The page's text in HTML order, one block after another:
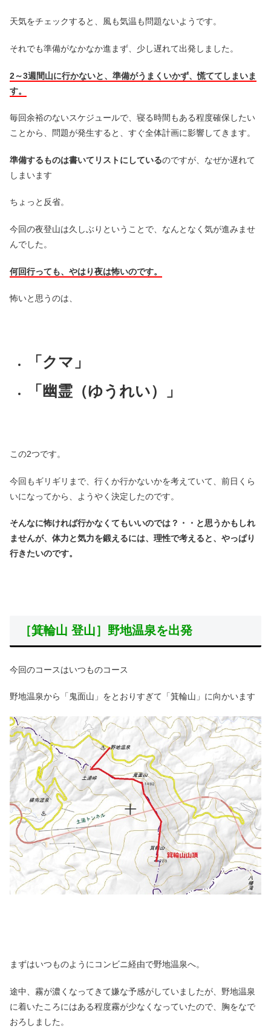
天気をチェックすると、風も気温も問題ないようです。
それでも準備がなかなか進まず、少し遅れて出発しました。
2～3週間山に行かないと、準備がうまくいかず、慌ててしまいま
す。
毎回余裕のないスケジュールで、寝る時間もある程度確保したい
ことから、問題が発生すると、すぐ全体計画に影響してきます。
準備するものは書いてリストにしているのですが、なぜか遅れて
しまいます
ちょっと反省。
今回の夜登山は久しぶりということで、なんとなく気が進みませ
んでした。
何回行っても、やはり夜は怖いのです。
怖いと思うのは、
「クマ」
「幽霊（ゆうれい）」
この2つです。
今回もギリギリまで、行くか行かないかを考えていて、前日くら
いになってから、ようやく決定したのです。
そんなに怖ければ行かなくてもいいのでは？・・と思うかもしれ
ませんが、体力と気力を鍛えるには、理性で考えると、やっぱり
行きたいのです。
［箕輪山 登山］野地温泉を出発
今回のコースはいつものコース
野地温泉から「鬼面山」をとおりすぎて「箕輪山」に向かいます
まずはいつものようにコンビニ経由で野地温泉へ。
途中、霧が濃くなってきて嫌な予感がしていましたが、野地温泉
に着いたころにはある程度霧が少なくなっていたので、胸をなで
おろしました。